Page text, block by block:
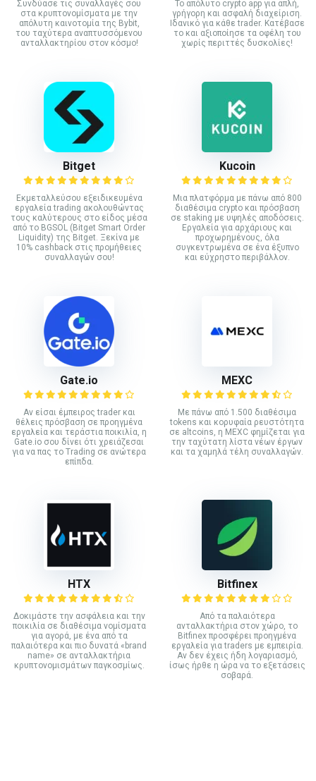
Συνδύασε τις συναλλαγές σου
στα κρυπτονομίσματα με την
απόλυτη καινοτομία της Bybit,
του ταχύτερα αναπτυσσόμενου
ανταλλακτηρίου στον κόσμο!
Το απόλυτο crypto app για απλή,
γρήγορη και ασφαλή διαχείριση.
Ιδανικό για κάθε trader. Κατέβασε
το και αξιοποίησε τα οφέλη του
χωρίς περιττές δυσκολίες!
Bitget
Εκμεταλλεύσου εξειδικευμένα
εργαλεία trading ακολουθώντας
τους καλύτερους στο είδος μέσα
από το BGSOL (Bitget Smart Order
Liquidity) της Bitget. Ξεκίνα με
10% cashback στις προμήθειες
συναλλαγών σου!
Kucoin
Mια πλατφόρμα με πάνω από 800
διαθέσιμα crypto και πρόσβαση
σε staking με υψηλές αποδόσεις.
Εργαλεία για αρχάριους και
προχωρημένους, όλα
συγκεντρωμένα σε ένα έξυπνο
και εύχρηστο περιβάλλον.
Gate.io
Αν είσαι έμπειρος trader και
θέλεις πρόσβαση σε προηγμένα
εργαλεία και τεράστια ποικιλία, η
Gate.io σου δίνει ότι χρειάζεσαι
για να πας το Trading σε ανώτερα
επίπδα.
MEXC
Με πάνω από 1.500 διαθέσιμα
tokens και κορυφαία ρευστότητα
σε altcoins, η MEXC φημίζεται για
την ταχύτατη λίστα νέων έργων
και τα χαμηλά τέλη συναλλαγών.
HTX
Δοκιμάστε την ασφάλεια και την
ποικιλία σε διαθέσιμα νομίσματα
για αγορά, με ένα από τα
παλαιότερα και πιο δυνατά «brand
name» σε ανταλλακτήρια
κρυπτονομισμάτων παγκοσμίως.
Bitfinex
Από τα παλαιότερα
ανταλλακτήρια στον χώρο, το
Bitfinex προσφέρει προηγμένα
εργαλεία για traders με εμπειρία.
Αν δεν έχεις ήδη λογαριασμό,
ίσως ήρθε η ώρα να το εξετάσεις
σοβαρά.